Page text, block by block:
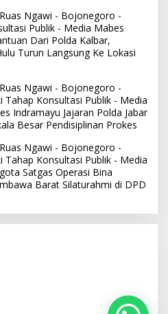
Ngawi - Bojonegoro -
Publik - Media Mabes
Dari Polda Kalbar,
Turun Langsung Ke Lokasi
Ngawi - Bojonegoro -
Konsultasi Publik - Media
Indramayu Jajaran Polda Jabar
Besar Pendisiplinan Prokes
Ngawi - Bojonegoro -
Konsultasi Publik - Media
Satgas Operasi Bina
Barat Silaturahmi di DPD